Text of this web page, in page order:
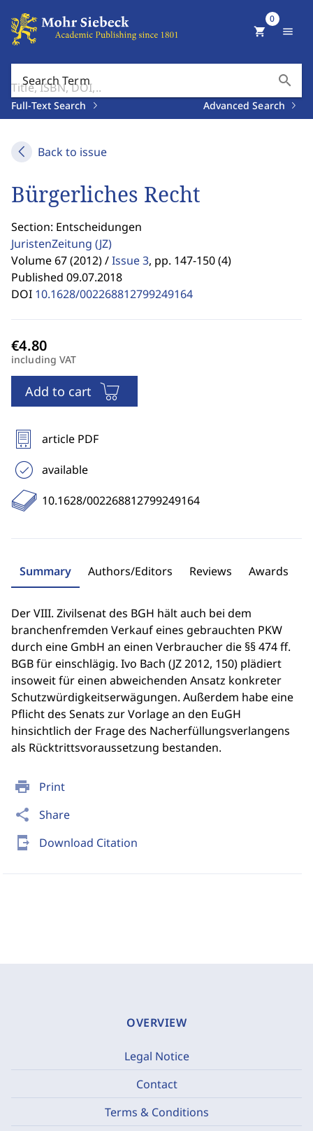
Search Term search
Full-Text Search Advanced Search
shopping_cart
0
menu
Back to issue
print Print
share Share
send_to_mobile Download Citation
Bürgerliches Recht
Section: Entscheidungen
JuristenZeitung (JZ)
Volume 67 (2012) /Issue 3, pp. 147-150 (4)
Published 09.07.2018
DOI 10.1628/002268812799249164
including VAT
Add to cart
article PDF
available
10.1628/002268812799249164
Summary Authors/Editors Reviews Awards
Der VIII. Zivilsenat des BGH hält auch bei dem
branchenfremden Verkauf eines gebrauchten PKW
durch eine GmbH an einen Verbraucher die §§ 474 ff.
BGB für einschlägig. Ivo Bach (JZ 2012, 150) plädiert
insoweit für einen abweichenden Ansatz konkreter
Schutzwürdigkeitserwägungen. Außerdem habe eine
Pflicht des Senats zur Vorlage an den EuGH
hinsichtlich der Frage des Nacherfüllungsverlangens
als Rücktrittsvoraussetzung bestanden.
OVERVIEW
Legal Notice
Contact
Terms & Conditions